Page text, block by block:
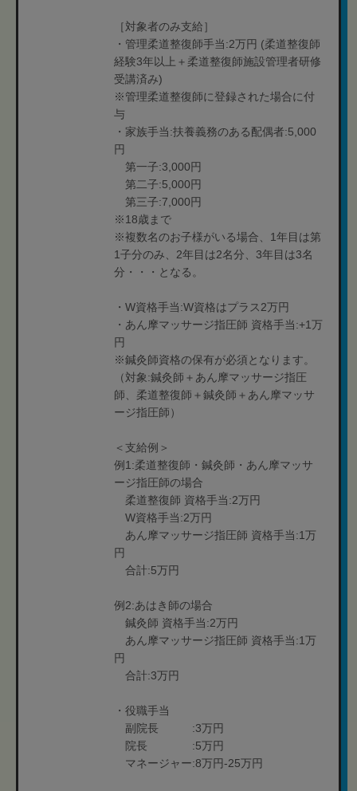
［対象者のみ支給］
・管理柔道整復師手当:2万円 (柔道整復師
経験3年以上＋柔道整復師施設管理者研修
受講済み)
※管理柔道整復師に登録された場合に付
与
・家族手当:扶養義務のある配偶者:5,000
円
第一子:3,000円
第二子:5,000円
第三子:7,000円
※18歳まで
※複数名のお子様がいる場合、1年目は第
1子分のみ、2年目は2名分、3年目は3名
分・・・となる。
・W資格手当:W資格はプラス2万円
・あん摩マッサージ指圧師 資格手当:+1万
円
※鍼灸師資格の保有が必須となります。
（対象:鍼灸師＋あん摩マッサージ指圧
師、柔道整復師＋鍼灸師＋あん摩マッサ
ージ指圧師）
＜支給例＞
例1:柔道整復師・鍼灸師・あん摩マッサ
ージ指圧師の場合
柔道整復師 資格手当:2万円
W資格手当:2万円
あん摩マッサージ指圧師 資格手当:1万
円
合計:5万円
例2:あはき師の場合
鍼灸師 資格手当:2万円
あん摩マッサージ指圧師 資格手当:1万
円
合計:3万円
・役職手当
副院長 :3万円
院長 :5万円
マネージャー:8万円-25万円